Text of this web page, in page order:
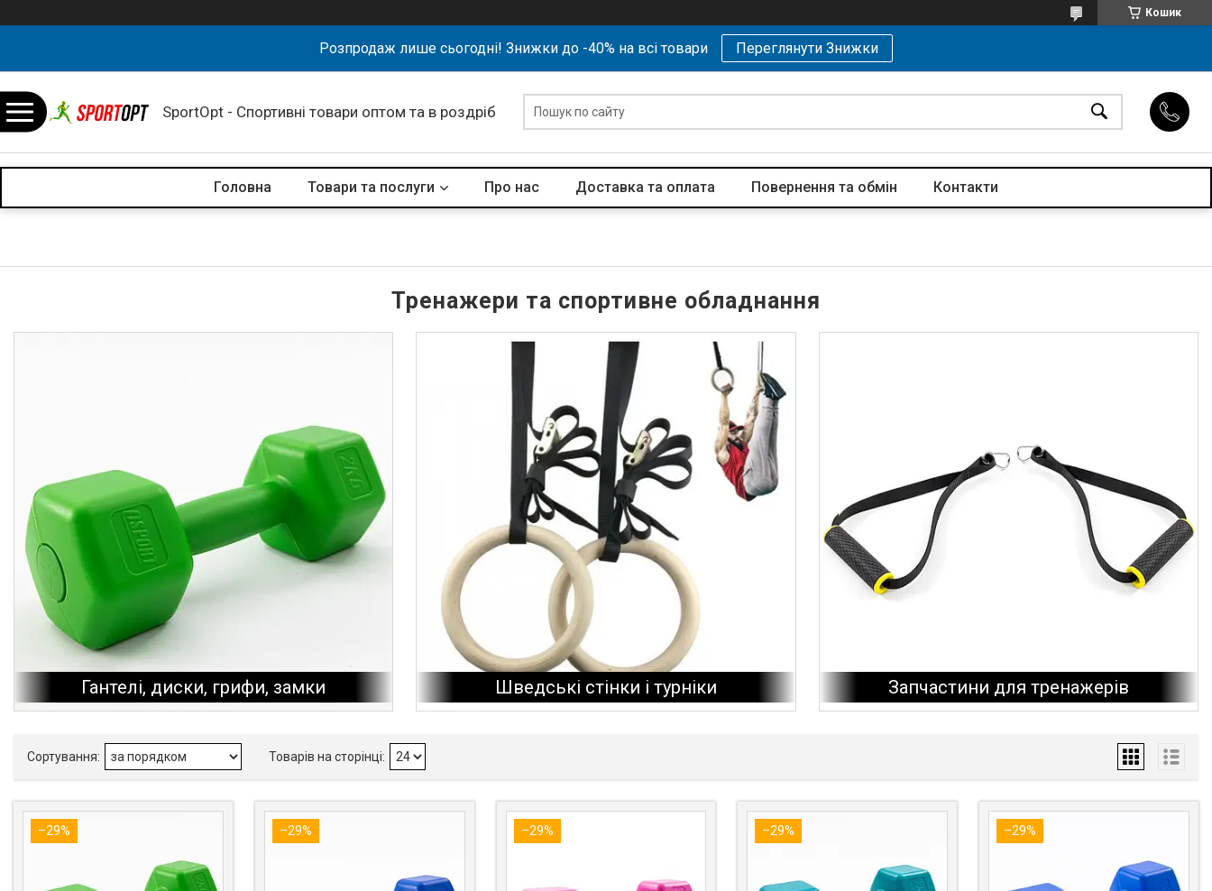
Кошик
Розпродаж лише сьогодні! Знижки до -40% на всі товари Переглянути Знижки
SportOpt - Спортивні товари оптом та в роздріб
Головна Товари та послуги Про нас Доставка та оплата Повернення та обмін Контакти
Тренажери та спортивне обладнання
Гантелі, диски, грифи, замки Шведські стінки і турніки Запчастини для тренажерів
–29% –29% –29% –29% –29%